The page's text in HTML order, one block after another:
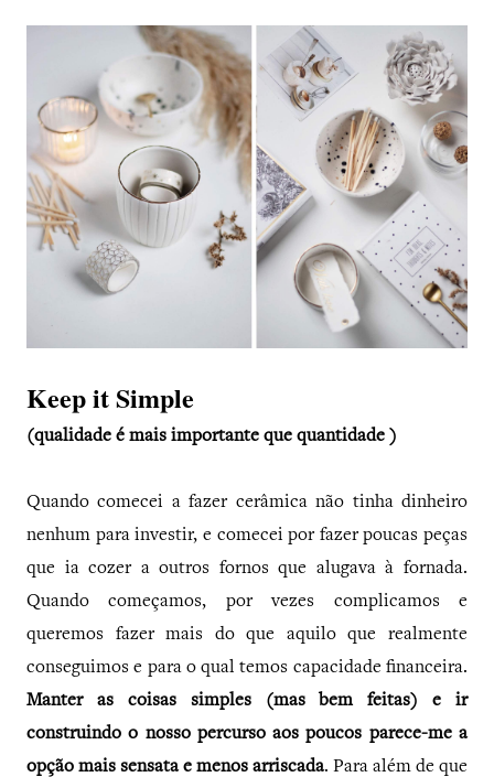
Keep it Simple
(qualidade é mais importante que quantidade )
Quando comecei a fazer cerâmica não tinha dinheiro
nenhum para investir, e comecei por fazer poucas peças
que ia cozer a outros fornos que alugava à fornada.
Quando começamos, por vezes complicamos e
queremos fazer mais do que aquilo que realmente
conseguimos e para o qual temos capacidade financeira.
Manter as coisas simples (mas bem feitas) e ir
construindo o nosso percurso aos poucos parece-me a
opção mais sensata e menos arriscada. Para além de que